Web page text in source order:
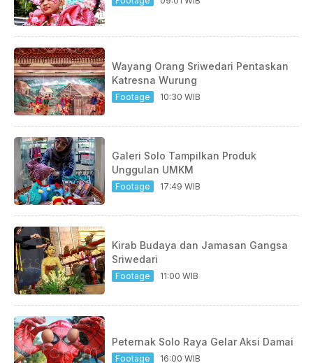
Wayang Orang Sriwedari Pentaskan
Katresna Wurung
Footage 10:30 WIB
Galeri Solo Tampilkan Produk
Unggulan UMKM
Footage 17:49 WIB
Kirab Budaya dan Jamasan Gangsa
Sriwedari
Footage 11:00 WIB
Peternak Solo Raya Gelar Aksi Damai
Footage 16:00 WIB